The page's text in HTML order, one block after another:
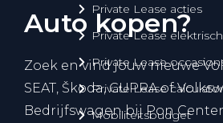
Private Lease acties
Private Lease elektrisch
Private Lease
Private Lease calculator
Mobiliteitsbudget
Auto kopen?
Zoek en vind jouw nieuwe
SEAT, Škoda, CUPRA of
Bedrijfswagen bij Pon